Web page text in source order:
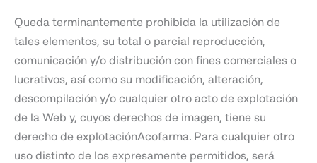
Queda terminantemente prohibida la utilización de
tales elementos, su total o parcial reproducción,
comunicación y/o distribución con fines comerciales o
lucrativos, así como su modificación, alteración,
descompilación y/o cualquier otro acto de explotación
de la Web y, cuyos derechos de imagen, tiene su
derecho de explotaciónAcofarma. Para cualquier otro
uso distinto de los expresamente permitidos, será